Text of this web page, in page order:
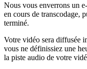
Nous vous enverrons un
en cours de transcodage,
terminé.
Votre vidéo sera diffusée
vous ne définissiez une
la piste audio de votre